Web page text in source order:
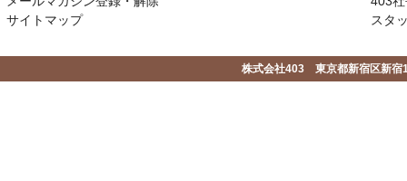
サイトマップ
スタ
株式会社403 東京都新宿区新